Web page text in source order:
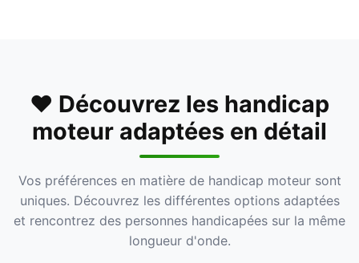
❤️ Découvrez les handicap
moteur adaptées en détail
Vos préférences en matière de handicap moteur sont
uniques. Découvrez les différentes options adaptées
et rencontrez des personnes handicapées sur la même
longueur d'onde.